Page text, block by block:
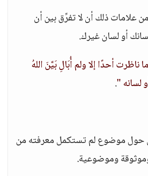
علامات ذلك أن لا تفرِّق بين أن
أو لسان غيرك.
ناظرت أحدًا إلا ولم أُبَالِ بَيَّنَ اللهُ
لسانه ".
حول موضوع لم تستكمل معرفته من
وموضوعية.